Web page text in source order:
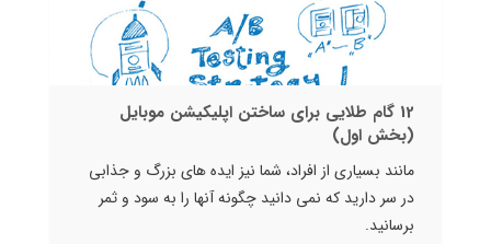
12 گام طلایی برای ساختن اپلیکیشن موبایل
(بخش اول)
مانند بسیاری از افراد، شما نیز ایده های بزرگ و جذابی
در سر دارید که نمی دانید چگونه آنها را به سود و ثمر
برسانید.